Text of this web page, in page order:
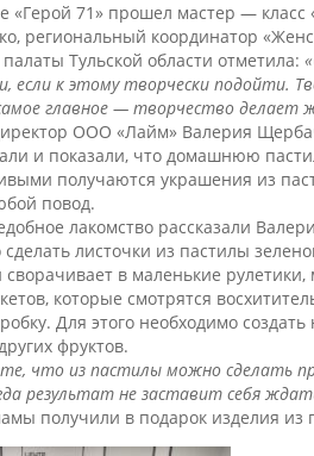
«Герой 71» прошел мастер —
региональный координатор
Тульской области отметила:
если к этому творчески подойти.
главное — творчество делает
ООО «Лайм» Валерия
и показали, что домашнюю
получаются украшения из
повод.
лакомство рассказали
листочки из пастилы
сворачивает в маленькие
которые смотрятся
Для этого необходимо
фруктов.
что из пастилы можно сделать
результат не заставит себя
получили в подарок изделия